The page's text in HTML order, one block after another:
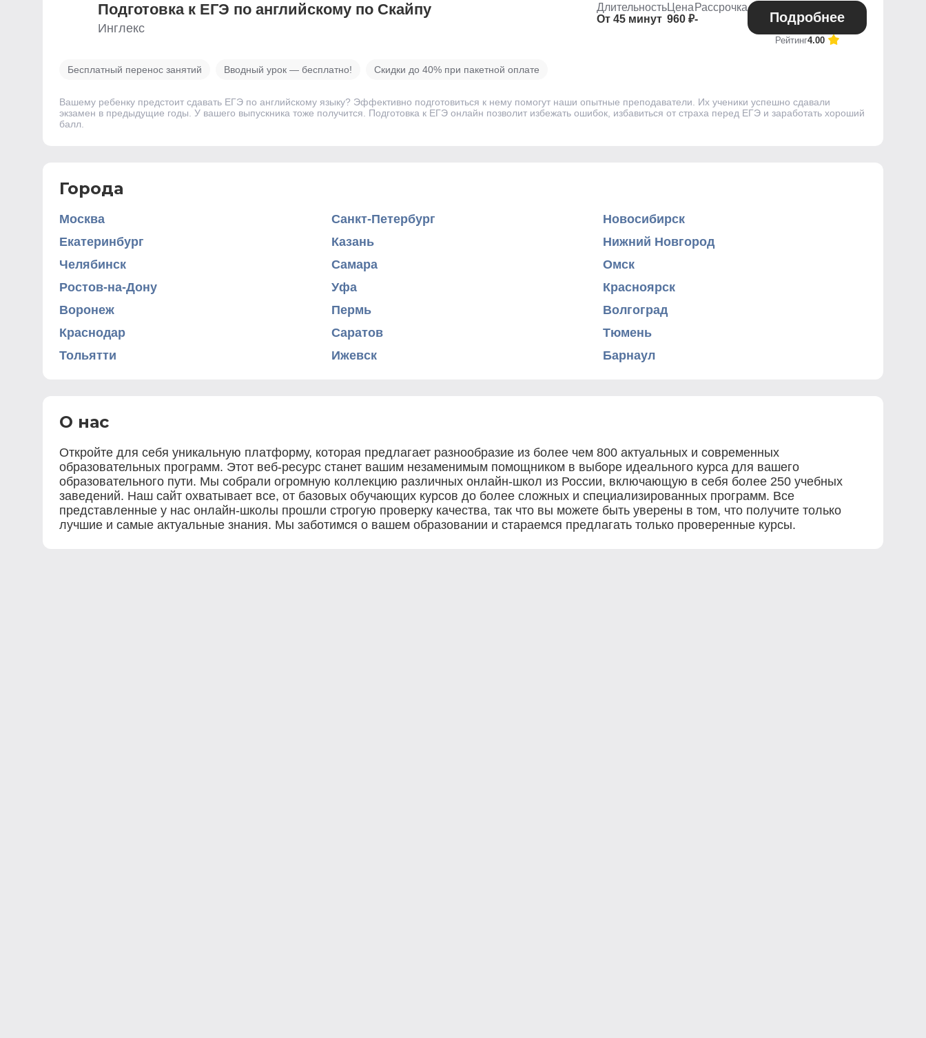
Подготовка к ЕГЭ по английскому по Скайпу
Инглекс
Длительность
От 45 минут
Цена
960 ₽
Рассрочка
-
Подробнее
Рейтинг4.00
Бесплатный перенос занятий Вводный урок — бесплатно! Скидки до 40% при пакетной оплате
Вашему ребенку предстоит сдавать ЕГЭ по английскому языку? Эффективно подготовиться к нему помогут наши опытные преподаватели. Их ученики успешно сдавали
экзамен в предыдущие годы. У вашего выпускника тоже получится. Подготовка к ЕГЭ онлайн позволит избежать ошибок, избавиться от страха перед ЕГЭ и заработать хороший
балл.
Города
Москва Санкт-Петербург
Новосибирск
Екатеринбург
Казань
Нижний Новгород
Челябинск
Самара
Омск
Ростов-на-Дону
Уфа
Красноярск
Воронеж
Пермь
Волгоград
Краснодар
Саратов
Тюмень
Тольятти
Ижевск Барнаул
О нас
Откройте для себя уникальную платформу, которая предлагает разнообразие из более чем 800 актуальных и современных
образовательных программ. Этот веб-ресурс станет вашим незаменимым помощником в выборе идеального курса для вашего
образовательного пути. Мы собрали огромную коллекцию различных онлайн-школ из России, включающую в себя более 250 учебных
заведений. Наш сайт охватывает все, от базовых обучающих курсов до более сложных и специализированных программ. Все
представленные у нас онлайн-школы прошли строгую проверку качества, так что вы можете быть уверены в том, что получите только
лучшие и самые актуальные знания. Мы заботимся о вашем образовании и стараемся предлагать только проверенные курсы.